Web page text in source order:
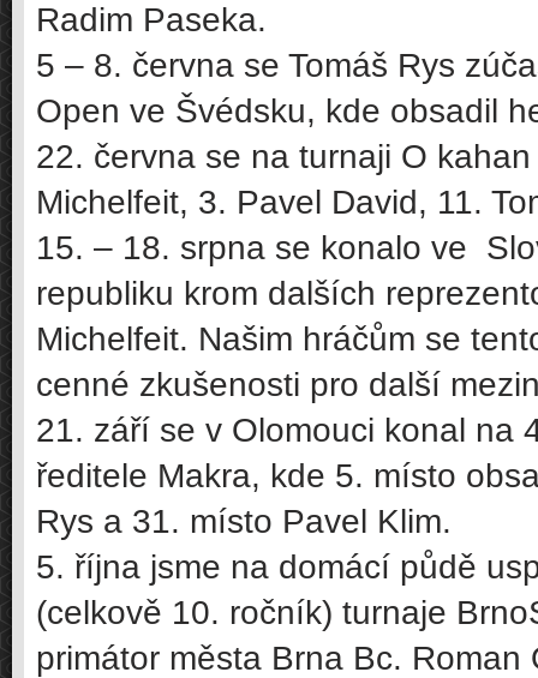
Radim Paseka.
5 – 8. června se Tomáš Rys
Open ve Švédsku, kde obsadil
22. června se na turnaji O
Michelfeit, 3. Pavel David, 11.
15. – 18. srpna se konalo ve
republiku krom dalších
Michelfeit. Našim hráčům se
cenné zkušenosti pro další
21. září se v Olomouci konal na
ředitele Makra, kde 5. místo
Rys a 31. místo Pavel Klim.
5. října jsme na domácí půdě
(celkově 10. ročník) turnaje
primátor města Brna Bc.